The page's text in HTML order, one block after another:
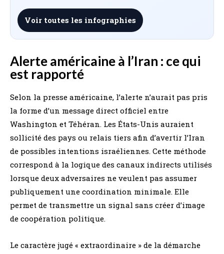
Voir toutes les infographies
Alerte américaine à l’Iran : ce qui
est rapporté
Selon la presse américaine, l’alerte n’aurait pas pris
la forme d’un message direct officiel entre
Washington et Téhéran. Les États-Unis auraient
sollicité des pays ou relais tiers afin d’avertir l’Iran
de possibles intentions israéliennes. Cette méthode
correspond à la logique des canaux indirects utilisés
lorsque deux adversaires ne veulent pas assumer
publiquement une coordination minimale. Elle
permet de transmettre un signal sans créer d’image
de coopération politique.
Le caractère jugé « extraordinaire » de la démarche